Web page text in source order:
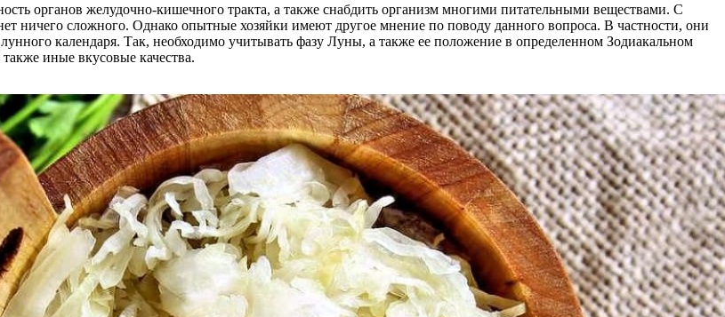
органов желудочно-кишечного тракта, а также снабдить организм многими питательными веществами. С
ничего сложного. Однако опытные хозяйки имеют другое мнение по поводу данного вопроса. В частности, они
календаря. Так, необходимо учитывать фазу Луны, а также ее положение в определенном Зодиакальном
иные вкусовые качества.